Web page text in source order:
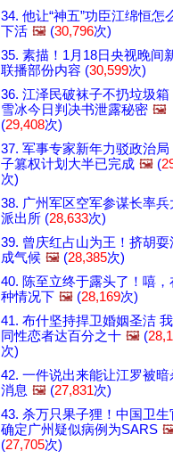
34. 他让“神五”功臣江绵恒怎
下活 🖼️ (30,796次)
35. 素描！1月18日央视晚间
联播部份内容 (30,599次)
36. 江泽民破袜子不扔垃圾箱
雪冰今日判决书泄露秘密 🖼️
(29,408次)
37. 军事专家新年力驳政治局
子篡权计划大半已完成 🖼️ (
次)
38. 广州军区空军参谋长率兵
派出所 (28,633次)
39. 曾庆红占山为王！挤胡耍
成气候 🖼️ (28,385次)
40. 陈至立终于露头了！嘻，
种情况下 🖼️ (28,169次)
41. 布什坚持捍卫婚姻圣洁
同性恋者达百分之十 🖼️ (
次)
42. 一件说出来能让江罗被暗
消息 🖼️ (27,831次)
43. 杀万只果子狸！中国卫生
确定广州疑似病例为SARS
(27,705次)